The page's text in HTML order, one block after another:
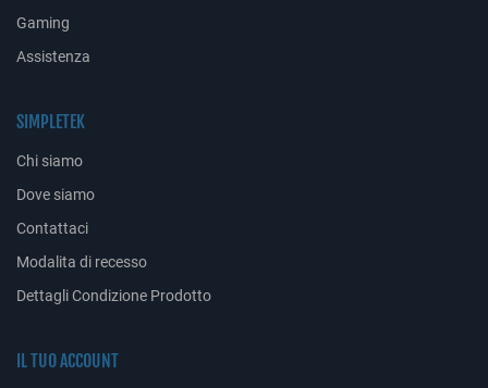
Gaming
Assistenza
SIMPLETEK
Chi siamo
Dove siamo
Contattaci
Modalita di recesso
Dettagli Condizione Prodotto
IL TUO ACCOUNT